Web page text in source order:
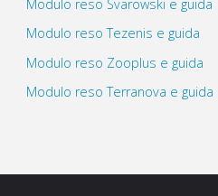
Modulo reso Svarowski e guida
Modulo reso Tezenis e guida
Modulo reso Zooplus e guida
Modulo reso Terranova e guida